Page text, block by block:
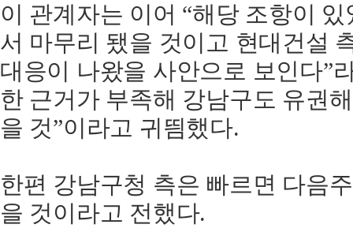
이 관계자는 이어 “해당 조항이
서 마무리 됐을 것이고 현대건설
대응이 나왔을 사안으로 보인다”
한 근거가 부족해 강남구도 유권
을 것”이라고 귀띔했다.
한편 강남구청 측은 빠르면 다음
을 것이라고 전했다.